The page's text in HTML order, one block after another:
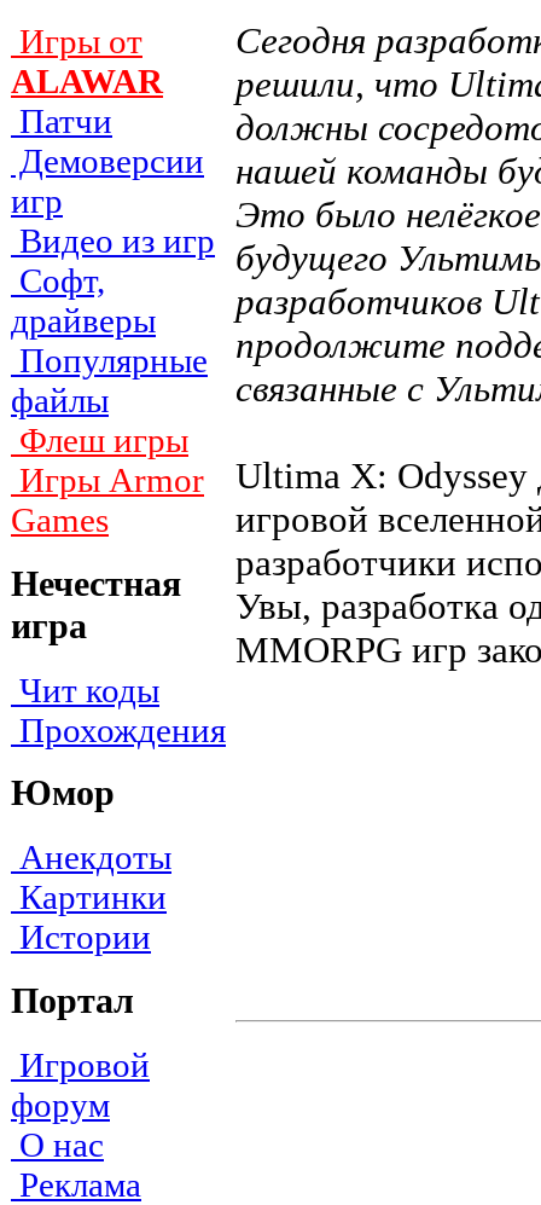
Игры от
ALAWAR
Патчи
Демоверсии
игр
Видео из игр
Софт,
драйверы
Популярные
файлы
Флеш игры
Игры Armor
Games
Нечестная
игра
Чит коды
Прохождения
Юмор
Анекдоты
Картинки
Истории
Портал
Игровой
форум
О нас
Реклама
Сегодня
решили, что
должны
нашей команды
Это было
будущего
разработчиков
продолжите
связанные с
Ultima X: Odyssey
игровой
разработчики
Увы, разработка
MMORPG игр